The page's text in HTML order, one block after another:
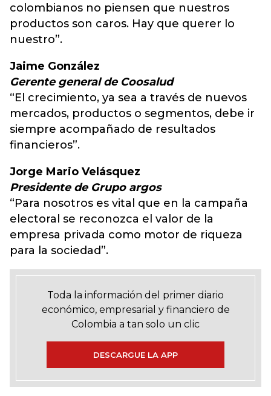
colombianos no piensen que nuestros
productos son caros. Hay que querer lo
nuestro”.
Jaime González
Gerente general de Coosalud
“El crecimiento, ya sea a través de nuevos
mercados, productos o segmentos, debe ir
siempre acompañado de resultados
financieros”.
Jorge Mario Velásquez
Presidente de Grupo argos
“Para nosotros es vital que en la campaña
electoral se reconozca el valor de la
empresa privada como motor de riqueza
para la sociedad”.
Toda la información del primer diario
económico, empresarial y financiero de
Colombia a tan solo un clic
DESCARGUE LA APP